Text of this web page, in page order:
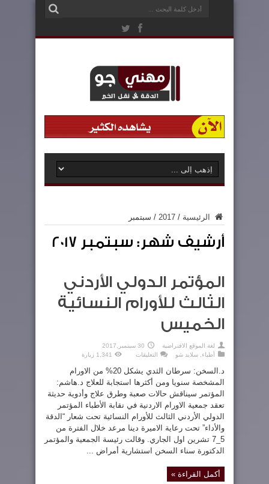
الرئيسية /
2017
/ سبتمبر
أرشيف شهر: سبتمبر 2017
المؤتمر الدولي الأردني
الثالث للأورام النسائية
الخميس
لغة الموقع الافتراضية
30 سبتمبر,2017
أطباء, سلايد شو التعليقات
الدولي
الأردني
الثالث
للأورام
النسائية
الخميس
مغلقة
1,341 زيارة
د.السخن: سرطان الثدي يشكل 20% من الاورام
المشخصة سنويا ومن أكثرها استجابة للعلاج د.هاشم:
المؤتمر سيناقش حالات صعبة وطرق علاج وأدوية حديثة
تعقد جمعية الاورام الاردنية في نقابة الأطباء المؤتمر
الدولي الأردني الثالث للأورام النسائية تحت شعار “الدقة
والأداء” تحت رعاية الاميرة دينا مرعد خلال الفترة من
5_7 تشرين اول الجاري. وقالت رئيسة الجمعية والمؤتمر
الدكتورة سناء السخن استشارية أمراض ...
أكمل القراءة »